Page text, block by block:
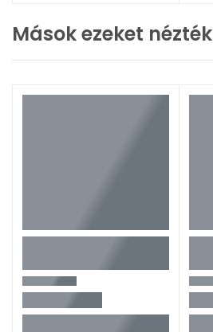
Mások ezeket nézték